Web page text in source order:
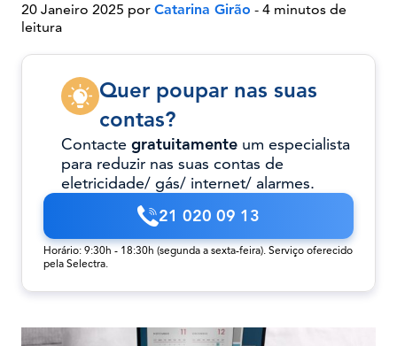
20 Janeiro 2025 por Catarina Girão - 4 minutos de
leitura
Quer poupar nas suas
contas?
Contacte gratuitamente um especialista
para reduzir nas suas contas de
eletricidade/ gás/ internet/ alarmes.
21 020 09 13
Horário: 9:30h - 18:30h (segunda a sexta-feira). Serviço oferecido
pela Selectra.